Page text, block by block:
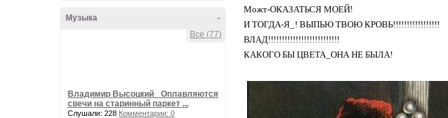
-
Музыка
Все (77)
Владимир Высоцкий_ Оплавляются
свечи на старинный паркет ...
Слушали: 228 Комментарии: 0
Можт-ОКАЗАТЬСЯ МОЕЙ!
И ТОГДА-Я_! ВЫПЬЮ ТВОЮ КРОВЬ!!!!!!!!!!!!!!!!!
ВЛАД!!!!!!!!!!!!!!!!!!!!!!!!!!
КАКОГО БЫ ЦВЕТА_ОНА НЕ БЫЛА!